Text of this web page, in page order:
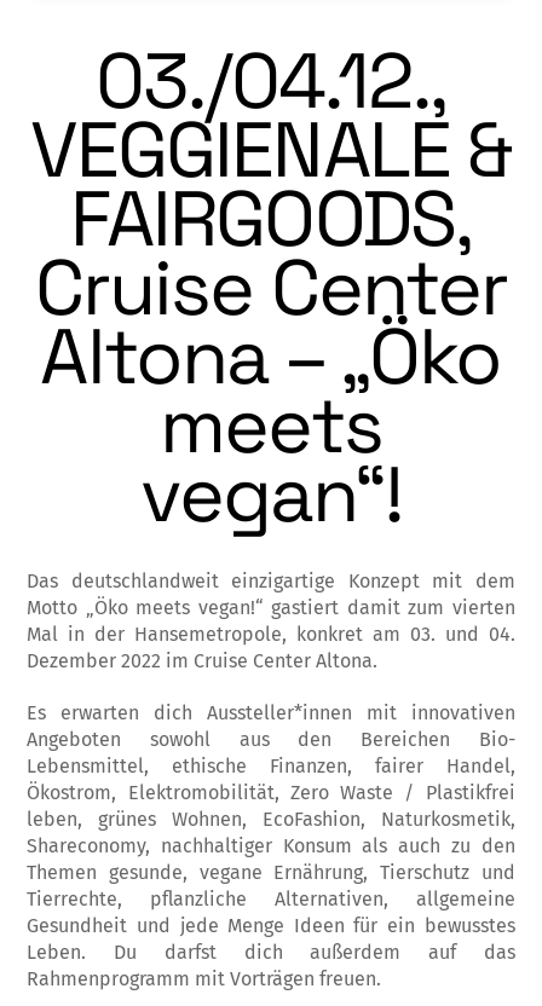
03./04.12.,
VEGGIENALE &
FAIRGOODS,
Cruise Center
Altona – „Öko
meets
vegan“!
Das deutschlandweit einzigartige Konzept mit dem
Motto „Öko meets vegan!“ gastiert damit zum vierten
Mal in der Hansemetropole, konkret am 03. und 04.
Dezember 2022 im Cruise Center Altona.
Es erwarten dich Aussteller*innen mit innovativen
Angeboten sowohl aus den Bereichen Bio-
Lebensmittel, ethische Finanzen, fairer Handel,
Ökostrom, Elektromobilität, Zero Waste / Plastikfrei
leben, grünes Wohnen, EcoFashion, Naturkosmetik,
Shareconomy, nachhaltiger Konsum als auch zu den
Themen gesunde, vegane Ernährung, Tierschutz und
Tierrechte, pflanzliche Alternativen, allgemeine
Gesundheit und jede Menge Ideen für ein bewusstes
Leben. Du darfst dich außerdem auf das
Rahmenprogramm mit Vorträgen freuen.